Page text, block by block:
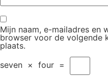
Mijn naam, e-mailadres en
browser voor de volgende
plaats.
seven × four =